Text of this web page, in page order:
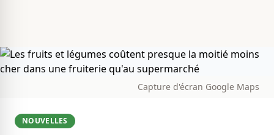
Capture d'écran Google Maps
NOUVELLES